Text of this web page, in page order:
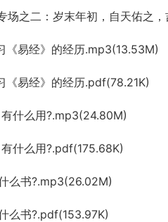
场之二：岁末年初，自天佑之
《易经》的经历.mp3(13.53M)
《易经》的经历.pdf(78.21K)
什么用?.mp3(24.80M)
什么用?.pdf(175.68K)
么书?.mp3(26.02M)
么书?.pdf(153.97K)